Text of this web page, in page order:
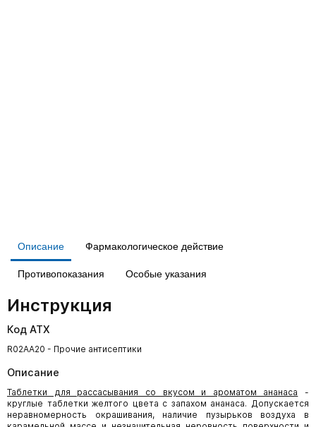
Описание Фармакологическое действие
Противопоказания Особые указания
Инструкция
Код АТХ
R02AA20 - Прочие антисептики
Описание
Таблетки для рассасывания со вкусом и ароматом ананаса -
круглые таблетки желтого цвета с запахом ананаса. Допускается
неравномерность окрашивания, наличие пузырьков воздуха в